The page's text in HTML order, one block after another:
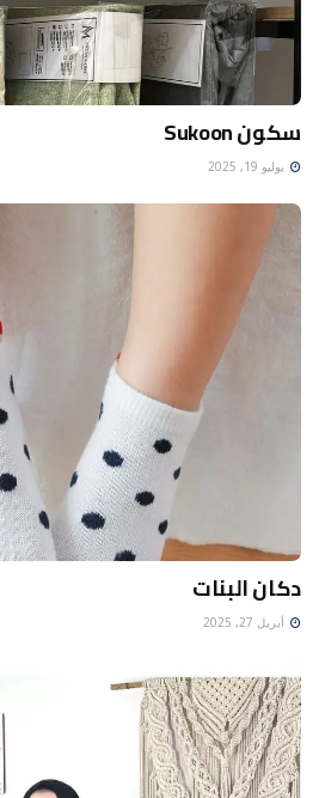
سكون Sukoon
يوليو 19, 2025
دكان البنات
أبريل 27, 2025